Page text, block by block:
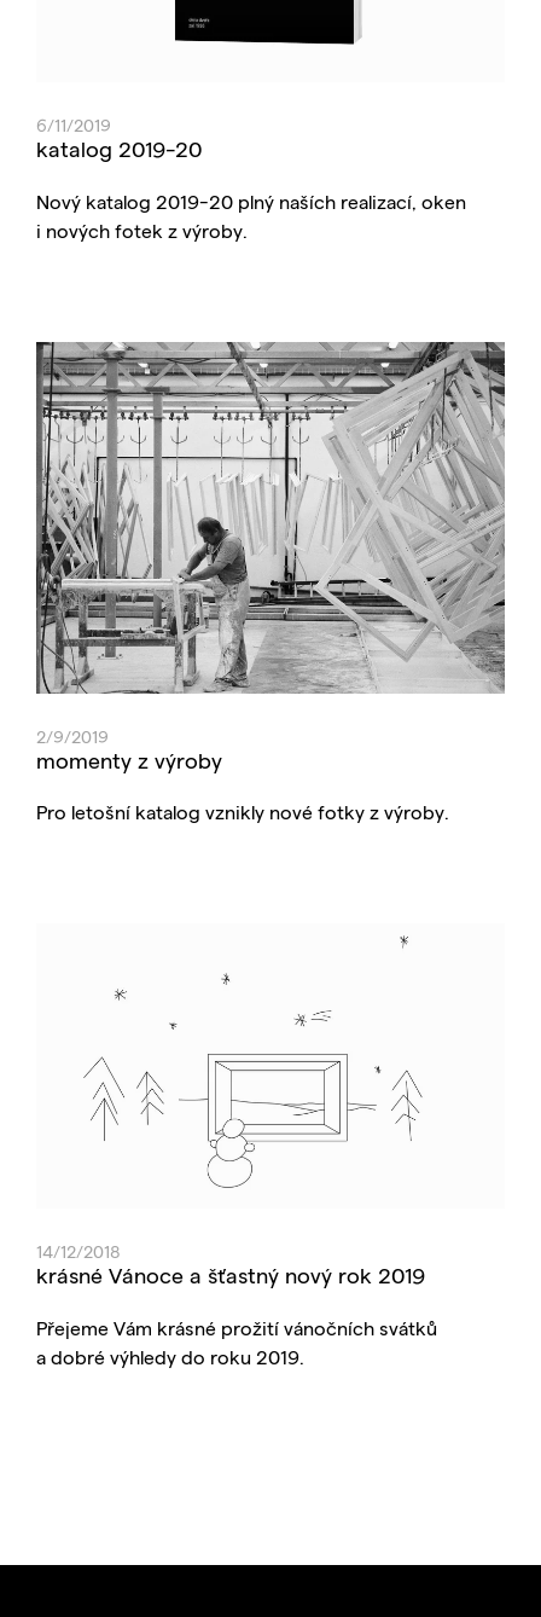
6/11/2019
katalog 2019-20
Nový katalog 2019-20 plný naších realizací, oken
i nových fotek z výroby.
2/9/2019
momenty z výroby
Pro letošní katalog vznikly nové fotky z výroby.
14/12/2018
krásné Vánoce a šťastný nový rok 2019
Přejeme Vám krásné prožití vánočních svátků
a dobré výhledy do roku 2019.